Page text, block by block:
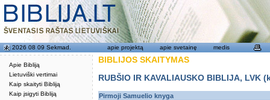
Apie Bibliją
Lietuviški vertimai
Kaip skaityti Bibliją
Kaip įsigyti Bibliją
2026 08 09 Sekmad. apie projektą apie svetainę medis
BIBLIJOS SKAITYMAS
RUBŠIO IR KAVALIAUSKO BIBLIJA,
Pirmoji Samuelio knyga